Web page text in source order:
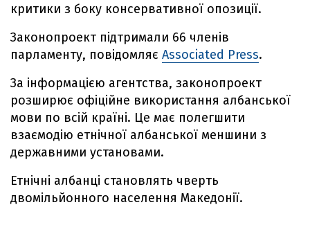
критики з боку консервативної опозиції.
Законопроект підтримали 66 членів
парламенту, повідомляє Associated Press.
За інформацією агентства, законопроект
розширює офіційне використання албанської
мови по всій країні. Це має полегшити
взаємодію етнічної албанської меншини з
державними установами.
Етнічні албанці становлять чверть
двомільйонного населення Македонії.